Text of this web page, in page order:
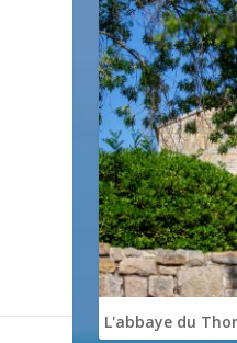
L'abbaye du